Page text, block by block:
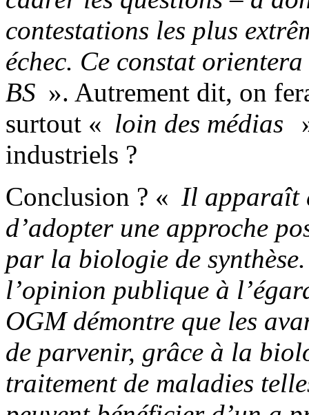
contestations les plus
échec. Ce constat
BS ». Autrement dit, on
surtout « loin des médias
industriels ?
Conclusion ? « Il apparaît
d’adopter une approche
par la biologie de
l’opinion publique à
OGM démontre que les
de parvenir, grâce à la
traitement de maladies